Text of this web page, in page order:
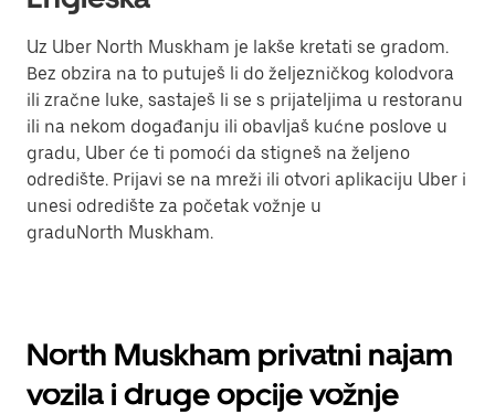
Uz Uber North Muskham je lakše kretati se gradom.
Bez obzira na to putuješ li do željezničkog kolodvora
ili zračne luke, sastaješ li se s prijateljima u restoranu
ili na nekom događanju ili obavljaš kućne poslove u
gradu, Uber će ti pomoći da stigneš na željeno
odredište. Prijavi se na mreži ili otvori aplikaciju Uber i
unesi odredište za početak vožnje u
graduNorth Muskham.
North Muskham privatni najam
vozila i druge opcije vožnje